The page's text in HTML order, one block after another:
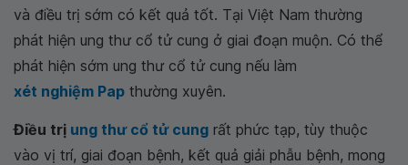
và điều trị sớm có kết quả tốt. Tại Việt Nam thường
phát hiện ung thư cổ tử cung ở giai đoạn muộn. Có thể
phát hiện sớm ung thư cổ tử cung nếu làm
xét nghiệm Pap thường xuyên.
Điều trị ung thư cổ tử cung rất phức tạp, tùy thuộc
vào vị trí, giai đoạn bệnh, kết quả giải phẫu bệnh, mong